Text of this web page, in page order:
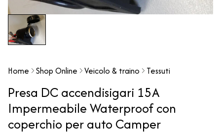
Home Shop Online Veicolo & traino Tessuti
Presa DC accendisigari 15A
Impermeabile Waterproof con
coperchio per auto Camper